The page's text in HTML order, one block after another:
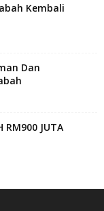
Kembali
Dan
RM900 JUTA